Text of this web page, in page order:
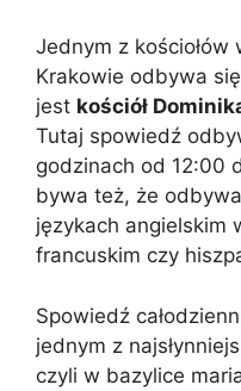
Jednym z
Krakowie odbywa
jest kościół
Tutaj spowiedź
godzinach od 12:00
bywa też, że
językach angielskim
francuskim czy
Spowiedź
jednym z
czyli w bazylice